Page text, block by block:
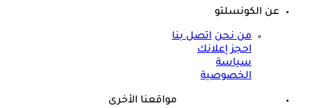
عن الكونسلتو
من نحن اتصل بنا
احجز إعلانك
سياسة
الخصوصية
مواقعنا الأخرى